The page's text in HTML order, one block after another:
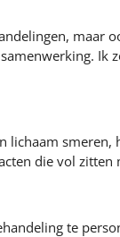
maar
Ik
lichaam
die vol zitten
te